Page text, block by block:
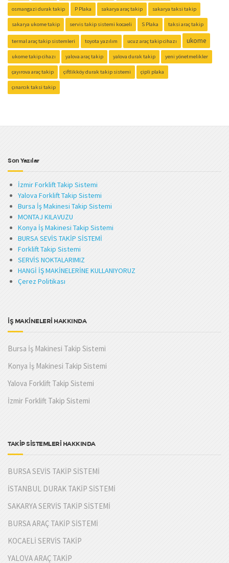
osmangazi durak takip P Plaka sakarya araç takip sakarya taksi takip
sakarya ukome takip servis takip sistemi kocaeli S Plaka taksi araç takip
termal araç takip sistemleri toyota yazılım ucuz araç takip cihazı ukome
ukome takip cihazı yalova araç takip yalova durak takip yeni yönetmelikler
çayırova araç takip çiftlikköy durak takip sistemi çipli plaka
çınarcık taksi takip
Son Yazılar
İzmir Forklift Takip Sistemi
Yalova Forklift Takip Sistemi
Bursa İş Makinesi Takip Sistemi
MONTAJ KILAVUZU
Konya İş Makinesi Takip Sistemi
BURSA SEVİS TAKİP SİSTEMİ
Forklift Takip Sistemi
SERVİS NOKTALARIMIZ
HANGİ İŞ MAKİNELERİNE KULLANIYORUZ
Çerez Politikası
İŞ MAKİNELERİ HAKKINDA
Bursa İş Makinesi Takip Sistemi
Konya İş Makinesi Takip Sistemi
Yalova Forklift Takip Sistemi
İzmir Forklift Takip Sistemi
TAKİP SİSTEMLERİ HAKKINDA
BURSA SEVİS TAKİP SİSTEMİ
İSTANBUL DURAK TAKİP SİSTEMİ
SAKARYA SERVİS TAKİP SİSTEMİ
BURSA ARAÇ TAKİP SİSTEMİ
KOCAELİ SERVİS TAKİP
YALOVA ARAÇ TAKİP